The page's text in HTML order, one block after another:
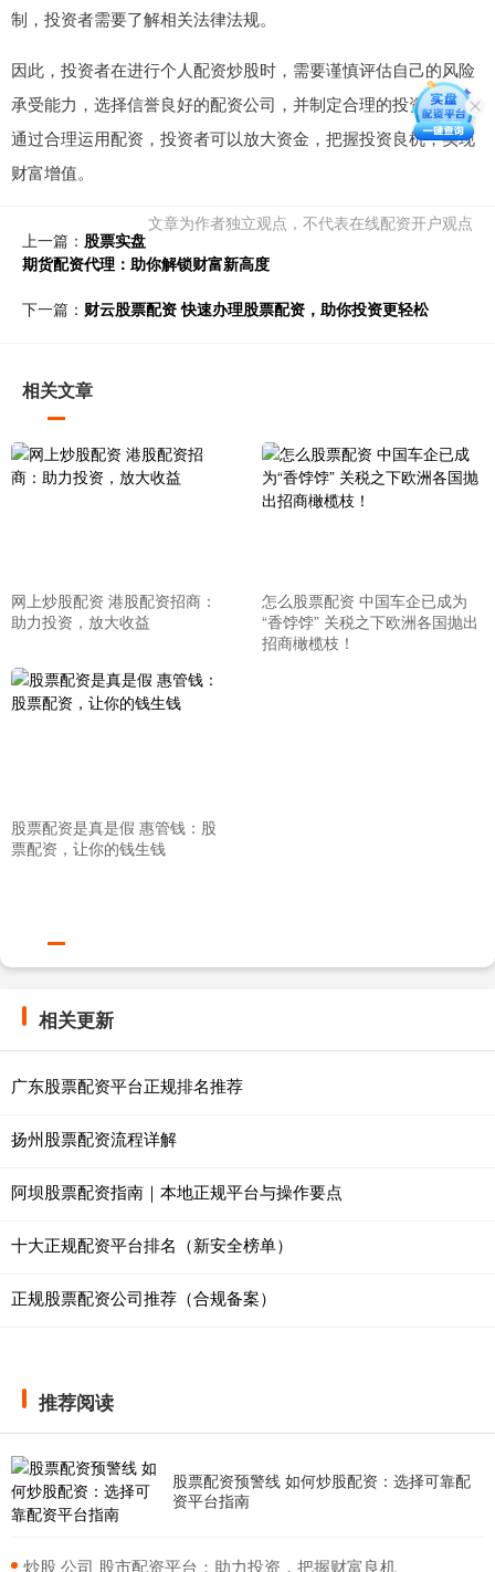
制，投资者需要了解相关法律法规。
因此，投资者在进行个人配资炒股时，需要谨慎评估自己的风险
承受能力，选择信誉良好的配资公司，并制定合理的投资策略。
通过合理运用配资，投资者可以放大资金，把握投资良机，实现
财富增值。
文章为作者独立观点，不代表在线配资开户观点
上一篇： 股票实盘
期货配资代理：助你解锁财富新高度
下一篇： 财云股票配资 快速办理股票配资，助你投资更轻松
相关文章
网上炒股配资 港股配资招商：
助力投资，放大收益
怎么股票配资 中国车企已成为
“香饽饽” 关税之下欧洲各国抛出
招商橄榄枝！
股票配资是真是假 惠管钱：股
票配资，让你的钱生钱
相关更新
广东股票配资平台正规排名推荐
扬州股票配资流程详解
阿坝股票配资指南｜本地正规平台与操作要点
十大正规配资平台排名（新安全榜单）
正规股票配资公司推荐（合规备案）
推荐阅读
股票配资预警线 如何炒股配资：选择可靠配
资平台指南
​炒股 公司 股市配资平台：助力投资，把握财富良机